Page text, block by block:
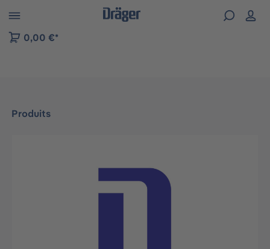
to B2B platform navigation
0,00 €*
Produits
Ignorer la galerie d'images